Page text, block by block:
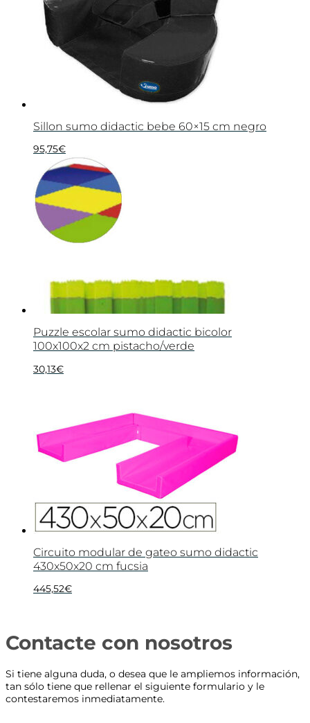
Sillon sumo didactic bebe 60×15 cm negro
95,75€
Puzzle escolar sumo didactic bicolor
100x100x2 cm pistacho/verde
30,13€
Circuito modular de gateo sumo didactic
430x50x20 cm fucsia
445,52€
Contacte con nosotros
Si tiene alguna duda, o desea que le ampliemos información,
tan sólo tiene que rellenar el siguiente formulario y le
contestaremos inmediatamente.